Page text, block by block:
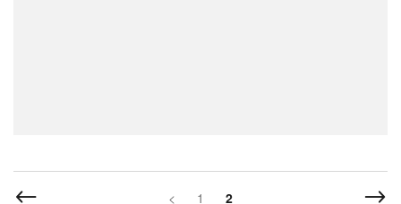
< 1 2